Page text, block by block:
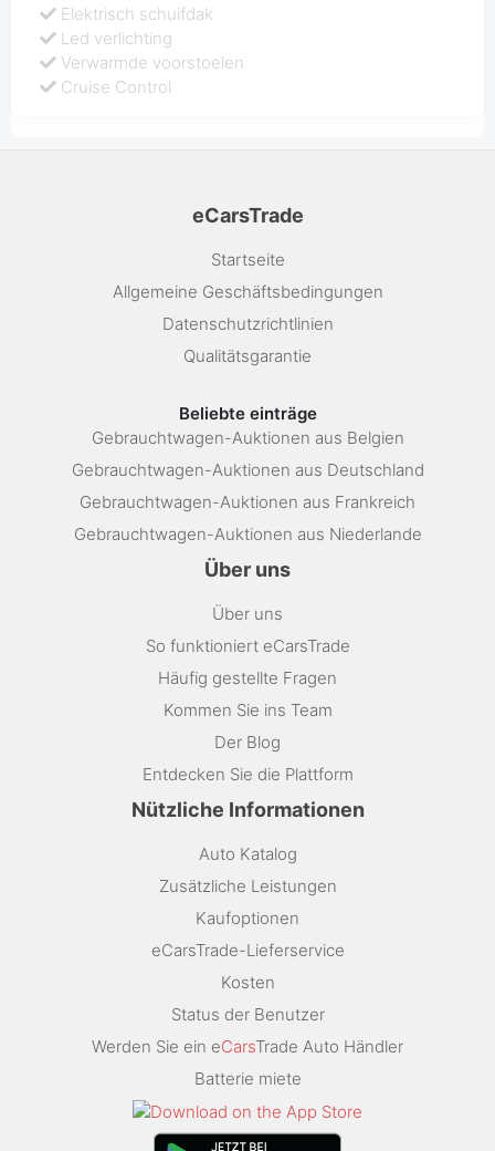
Elektrisch schuifdak
Led verlichting
Verwarmde voorstoelen
Cruise Control
eCarsTrade
Startseite
Allgemeine Geschäftsbedingungen
Datenschutzrichtlinien
Qualitätsgarantie
Beliebte einträge
Gebrauchtwagen-Auktionen aus Belgien
Gebrauchtwagen-Auktionen aus Deutschland
Gebrauchtwagen-Auktionen aus Frankreich
Gebrauchtwagen-Auktionen aus Niederlande
Über uns
Über uns
So funktioniert eCarsTrade
Häufig gestellte Fragen
Kommen Sie ins Team
Der Blog
Entdecken Sie die Plattform
Nützliche Informationen
Auto Katalog
Zusätzliche Leistungen
Kaufoptionen
eCarsTrade-Lieferservice
Kosten
Status der Benutzer
Werden Sie ein eCarsTrade Auto Händler
Batterie miete